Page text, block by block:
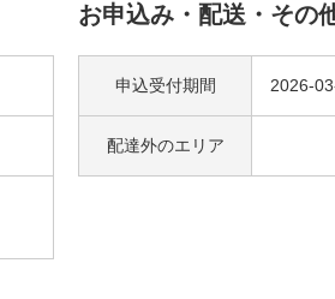
お申込み・配送・その
申込受付期間 2026-
配達外のエリア